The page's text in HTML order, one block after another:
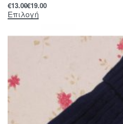
€13.00€19.00
Επιλογή